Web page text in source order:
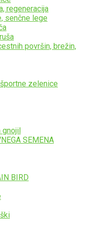
regeneracija
senčne lege
površin, brežin,
zelenice
SEMENA
BIRD